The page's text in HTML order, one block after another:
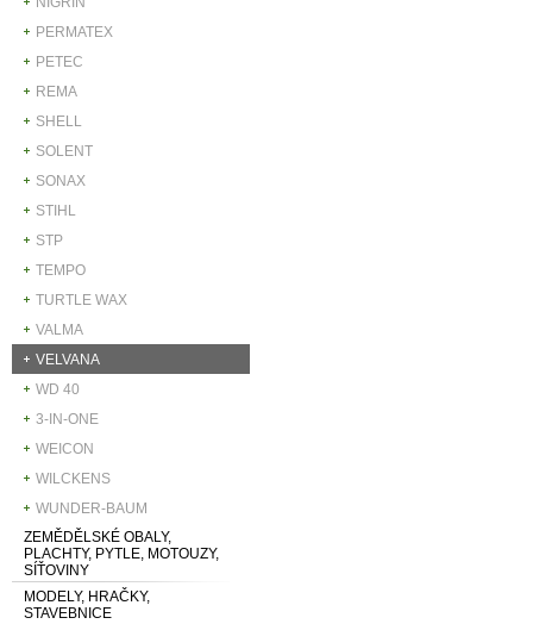
PERMATEX
PETEC
REMA
SHELL
SOLENT
SONAX
STIHL
STP
TEMPO
TURTLE WAX
VALMA
VELVANA
WD 40
3-IN-ONE
WEICON
WILCKENS
WUNDER-BAUM
ZEMĚDĚLSKÉ OBALY,
PLACHTY, PYTLE, MOTOUZY,
SÍŤOVINY
MODELY, HRAČKY,
STAVEBNICE